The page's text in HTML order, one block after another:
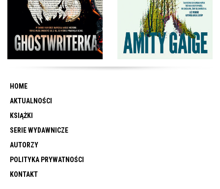
HOME
AKTUALNOŚCI
KSIĄŻKI
SERIE WYDAWNICZE
AUTORZY
POLITYKA PRYWATNOŚCI
KONTAKT